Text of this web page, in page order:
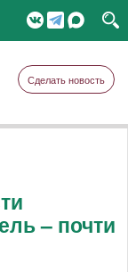
Сделать новость
– почти